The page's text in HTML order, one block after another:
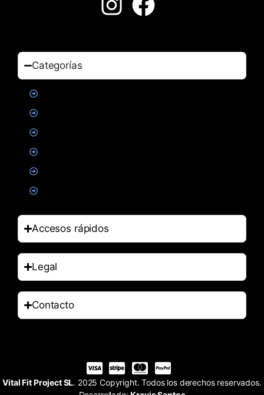
Categorías
Accesos rápidos
Legal
Contacto
Vital Fit Project SL. 2025 Copyright. Todos los derechos reservados.